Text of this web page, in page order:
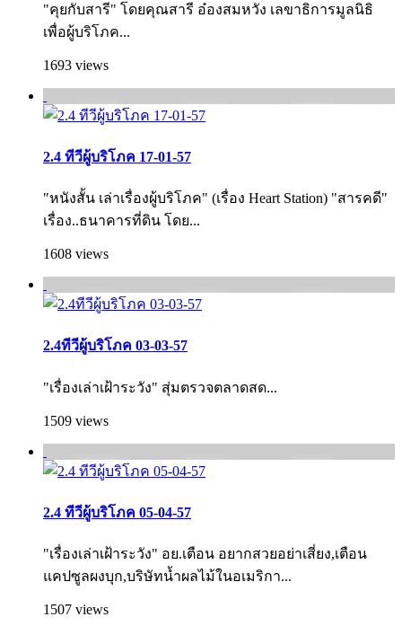
"คุยกับสารี" โดยคุณสารี อ๋องสมหวัง เลขาธิการมูลนิธิ
เพื่อผู้บริโภค...
1693 views
2.4 ทีวีผู้บริโภค 17-01-57
"หนังสั้น เล่าเรื่องผู้บริโภค" (เรื่อง Heart Station) "สารคดี"
เรื่อง..ธนาคารที่ดิน โดย...
1608 views
2.4ทีวีผู้บริโภค 03-03-57
"เรื่องเล่าเฝ้าระวัง" สุ่มตรวจตลาดสด...
1509 views
2.4 ทีวีผู้บริโภค 05-04-57
"เรื่องเล่าเฝ้าระวัง" อย.เตือน อยากสวยอย่าเสี่ยง,เตือน
แคปซูลผงบุก,บริษัทน้ำผลไม้ในอเมริกา...
1507 views